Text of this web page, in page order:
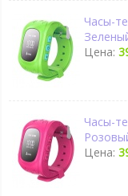
Часы-
Цена:
Часы-
Цена: